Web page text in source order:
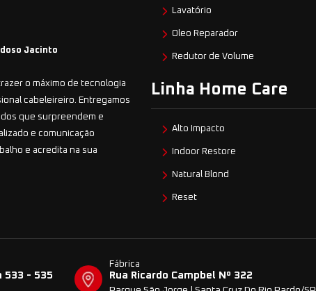
Jacinto
o máximo de tecnologia
cabeleireiro. Entregamos
que surpreendem e
e comunicação
e acredita na sua
Lavatório
Oleo Reparador
Redutor de Volume
Linha Home Care
Alto Impacto
Indoor Restore
Natural Blond
Reset
533 - 535
Fábrica
Rua Ricardo Campbel Nº 322